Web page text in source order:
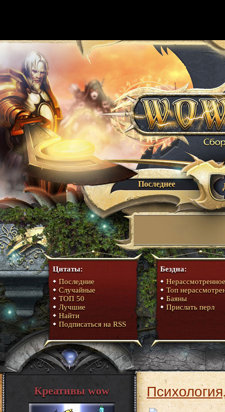
Последнее
Цитаты:
Последние
Случайные
ТОП 50
Лучшие
Найти
Подписаться на RSS
Бездна:
Нерассмотренное
Топ
Баяны
Прислать перл
Креативы wow